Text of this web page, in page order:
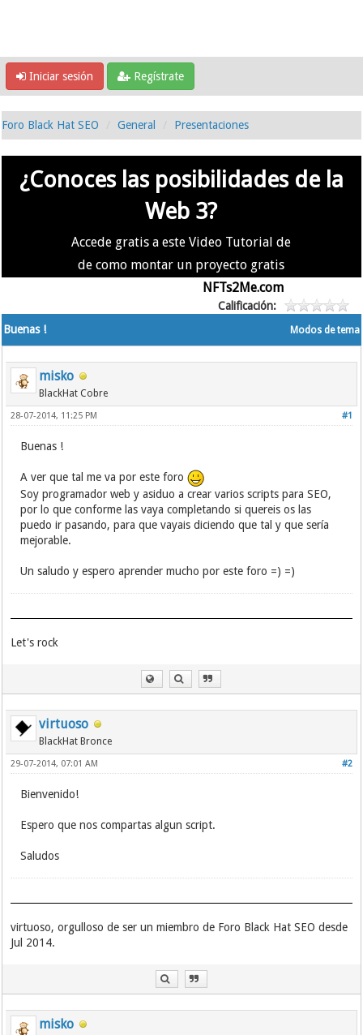
Iniciar sesión Regístrate
Foro Black Hat SEO General Presentaciones
¿Conoces las posibilidades de la
Web 3?
Accede gratis a este Video Tutorial de
de como montar un proyecto gratis
NFTs2Me.com
Calificación:
Modos de tema
Buenas !
misko
BlackHat Cobre
#1
28-07-2014, 11:25 PM
Buenas !
A ver que tal me va por este foro
Soy programador web y asiduo a crear varios scripts para SEO,
por lo que conforme las vaya completando si quereis os las
puedo ir pasando, para que vayais diciendo que tal y que sería
mejorable.
Un saludo y espero aprender mucho por este foro =) =)
Let's rock
virtuoso
BlackHat Bronce
#2
29-07-2014, 07:01 AM
Bienvenido!
Espero que nos compartas algun script.
Saludos
virtuoso, orgulloso de ser un miembro de Foro Black Hat SEO desde
Jul 2014.
misko